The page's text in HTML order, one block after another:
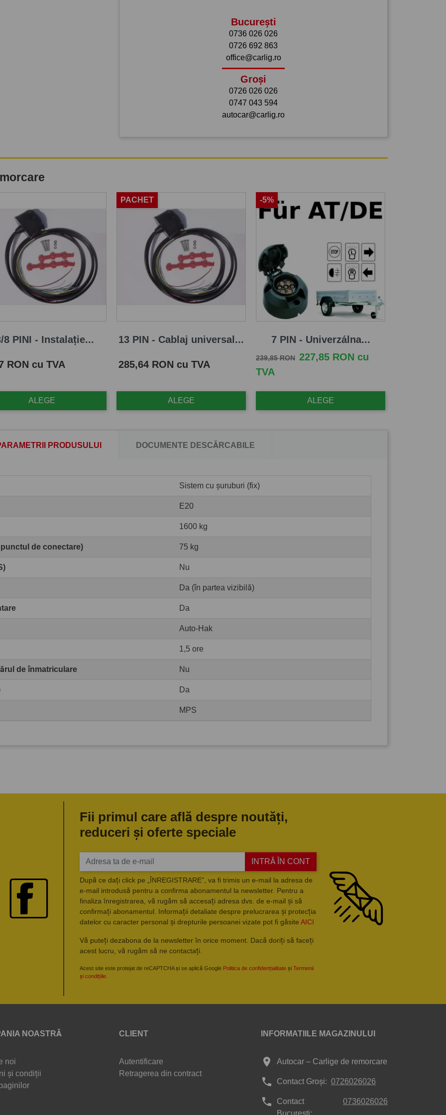
București
0736 026 026
0726 692 863
office@carlig.ro
Groși
0726 026 026
0747 043 594
autocar@carlig.ro
8 PINI - Instalație...
RON cu TVA
ALEGE
13 PIN - Cablaj universal...
Pret
285,64 RON cu TVA
ALEGE
PACHET
7 PIN - Univerzálna...
Pret de baza
239,85 RON Pret
227,85 RON cu
TVA
ALEGE
-5%
PRODUSULUI DOCUMENTE DESCĂRCABILE
Sistem cu șuruburi (fix)
E20
1600 kg
de conectare) 75 kg
Nu
Da (în partea vizibilă)
Da
Auto-Hak
1,5 ore
de înmatriculare Nu
Da
MPS
Fii primul care află despre noutăți,
reduceri și oferte speciale
INTRĂ ÎN CONT
După ce dați click pe „ÎNREGISTRARE”, va fi trimis un e-mail la adresa de
e-mail introdusă pentru a confirma abonamentul la newsletter. Pentru a
finaliza înregistrarea, vă rugăm să accesați adresa dvs. de e-mail și să
confirmați abonamentul. Informații detaliate despre prelucrarea și protecția
datelor cu caracter personal și drepturile persoanei vizate pot fi găsite AICI
Vă puteți dezabona de la newsletter în orice moment. Dacă doriți să faceți
acest lucru, vă rugăm să ne contactați.
Acest site este protejat de reCAPTCHA și se aplică Google Politica de confidențialitate și Termenii
și condițiile
NOASTRĂ
noi
și condiții
CLIENT
Autentificare
Retragerea din contract
INFORMATIILE MAGAZINULUI
place Autocar – Carlige de remorcare
phone Contact Groși: 0726026026
phone
Contact
București:
0736026026